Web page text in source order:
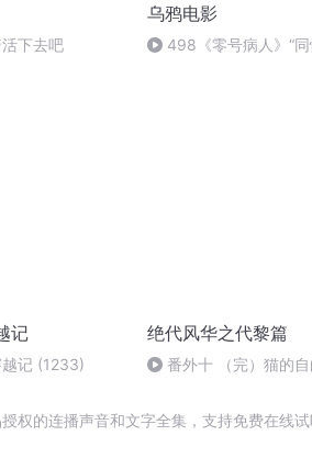
下去吧
乌鸦电影
498《零号病人》“同
记
记 (1233)
绝代风华之代黎篇
番外十 （完）猫的自
权的连播声音和文字全集，支持免费在线试